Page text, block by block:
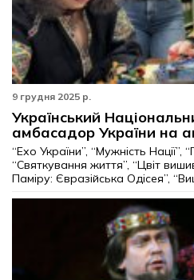
9 грудня 2025 р.
Український
амбасадор України на
“Ехо України”, “Мужність Нації”,
“Святкування життя”, “Цвіт
Паміру: Євразійська Одісея”,